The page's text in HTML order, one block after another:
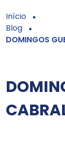
Início
Blog
DOMINGOS